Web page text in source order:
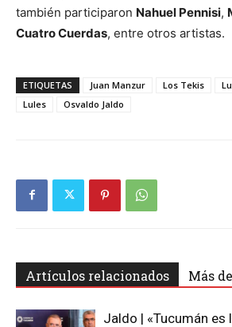
también participaron Nahuel Pennisi,
Cuatro Cuerdas, entre otros artistas.
ETIQUETAS Juan Manzur Los Tekis
Lules
Osvaldo Jaldo
Artículos relacionados Más
Jaldo | «Tucumán es